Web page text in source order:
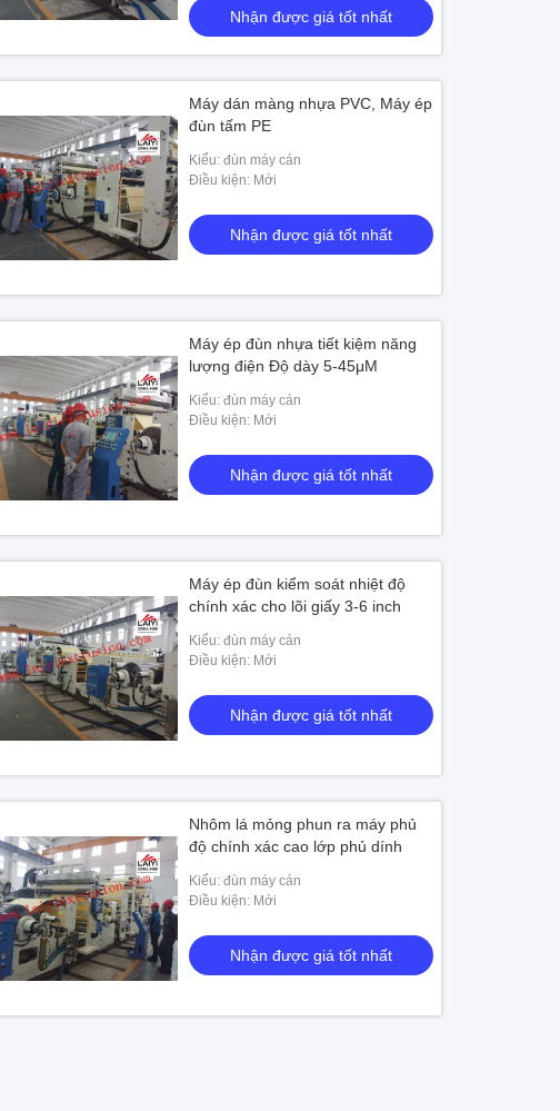
Nhận được giá tốt nhất
Máy dán màng nhựa PVC, Máy ép
đùn tấm PE
Kiểu: đùn máy cán
Điều kiện: Mới
Nhận được giá tốt nhất
Máy ép đùn nhựa tiết kiệm năng
lượng điện Độ dày 5-45μM
Kiểu: đùn máy cán
Điều kiện: Mới
Nhận được giá tốt nhất
Máy ép đùn kiểm soát nhiệt độ
chính xác cho lõi giấy 3-6 inch
Kiểu: đùn máy cán
Điều kiện: Mới
Nhận được giá tốt nhất
Nhôm lá mỏng phun ra máy phủ
độ chính xác cao lớp phủ dính
Kiểu: đùn máy cán
Điều kiện: Mới
Nhận được giá tốt nhất